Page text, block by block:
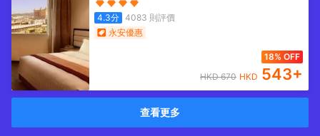
4.3分 4083 則評價
永安優惠
18% OFF
HKD670 HKD 543+
查看更多